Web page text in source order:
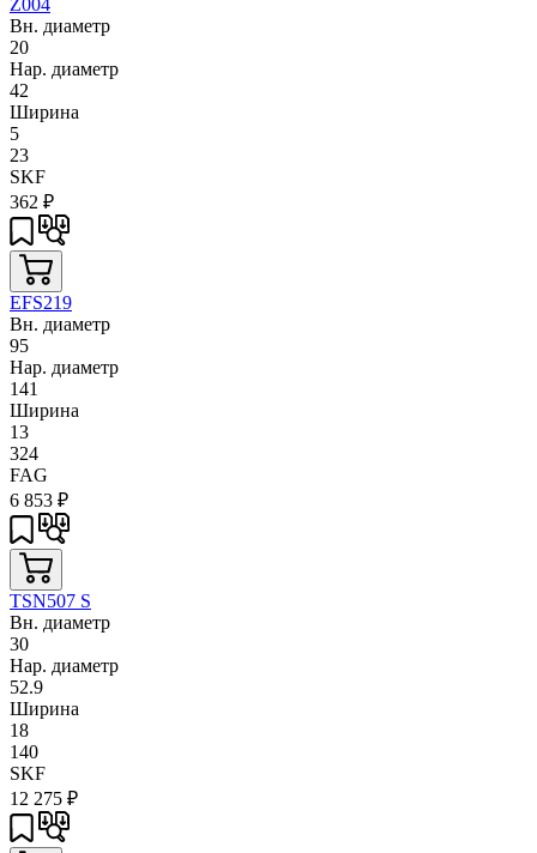
Вн. диаметр
20
Нар. диаметр
42
Ширина
5
23
SKF
362 ₽
EFS219
Вн. диаметр
95
Нар. диаметр
141
Ширина
13
324
FAG
6 853 ₽
TSN507 S
Вн. диаметр
30
Нар. диаметр
52.9
Ширина
18
140
SKF
12 275 ₽